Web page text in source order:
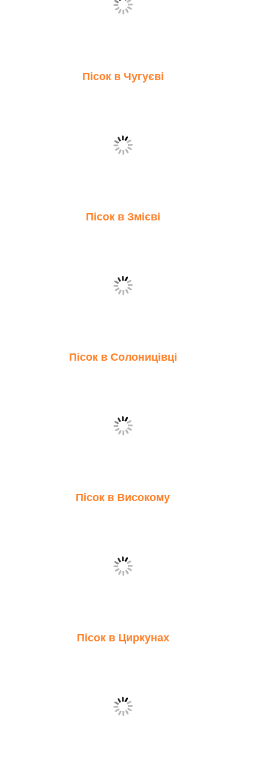
Пісок в Чугуєві
Пісок в Змієві
Пісок в Солоницівці
Пісок в Високому
Пісок в Циркунах